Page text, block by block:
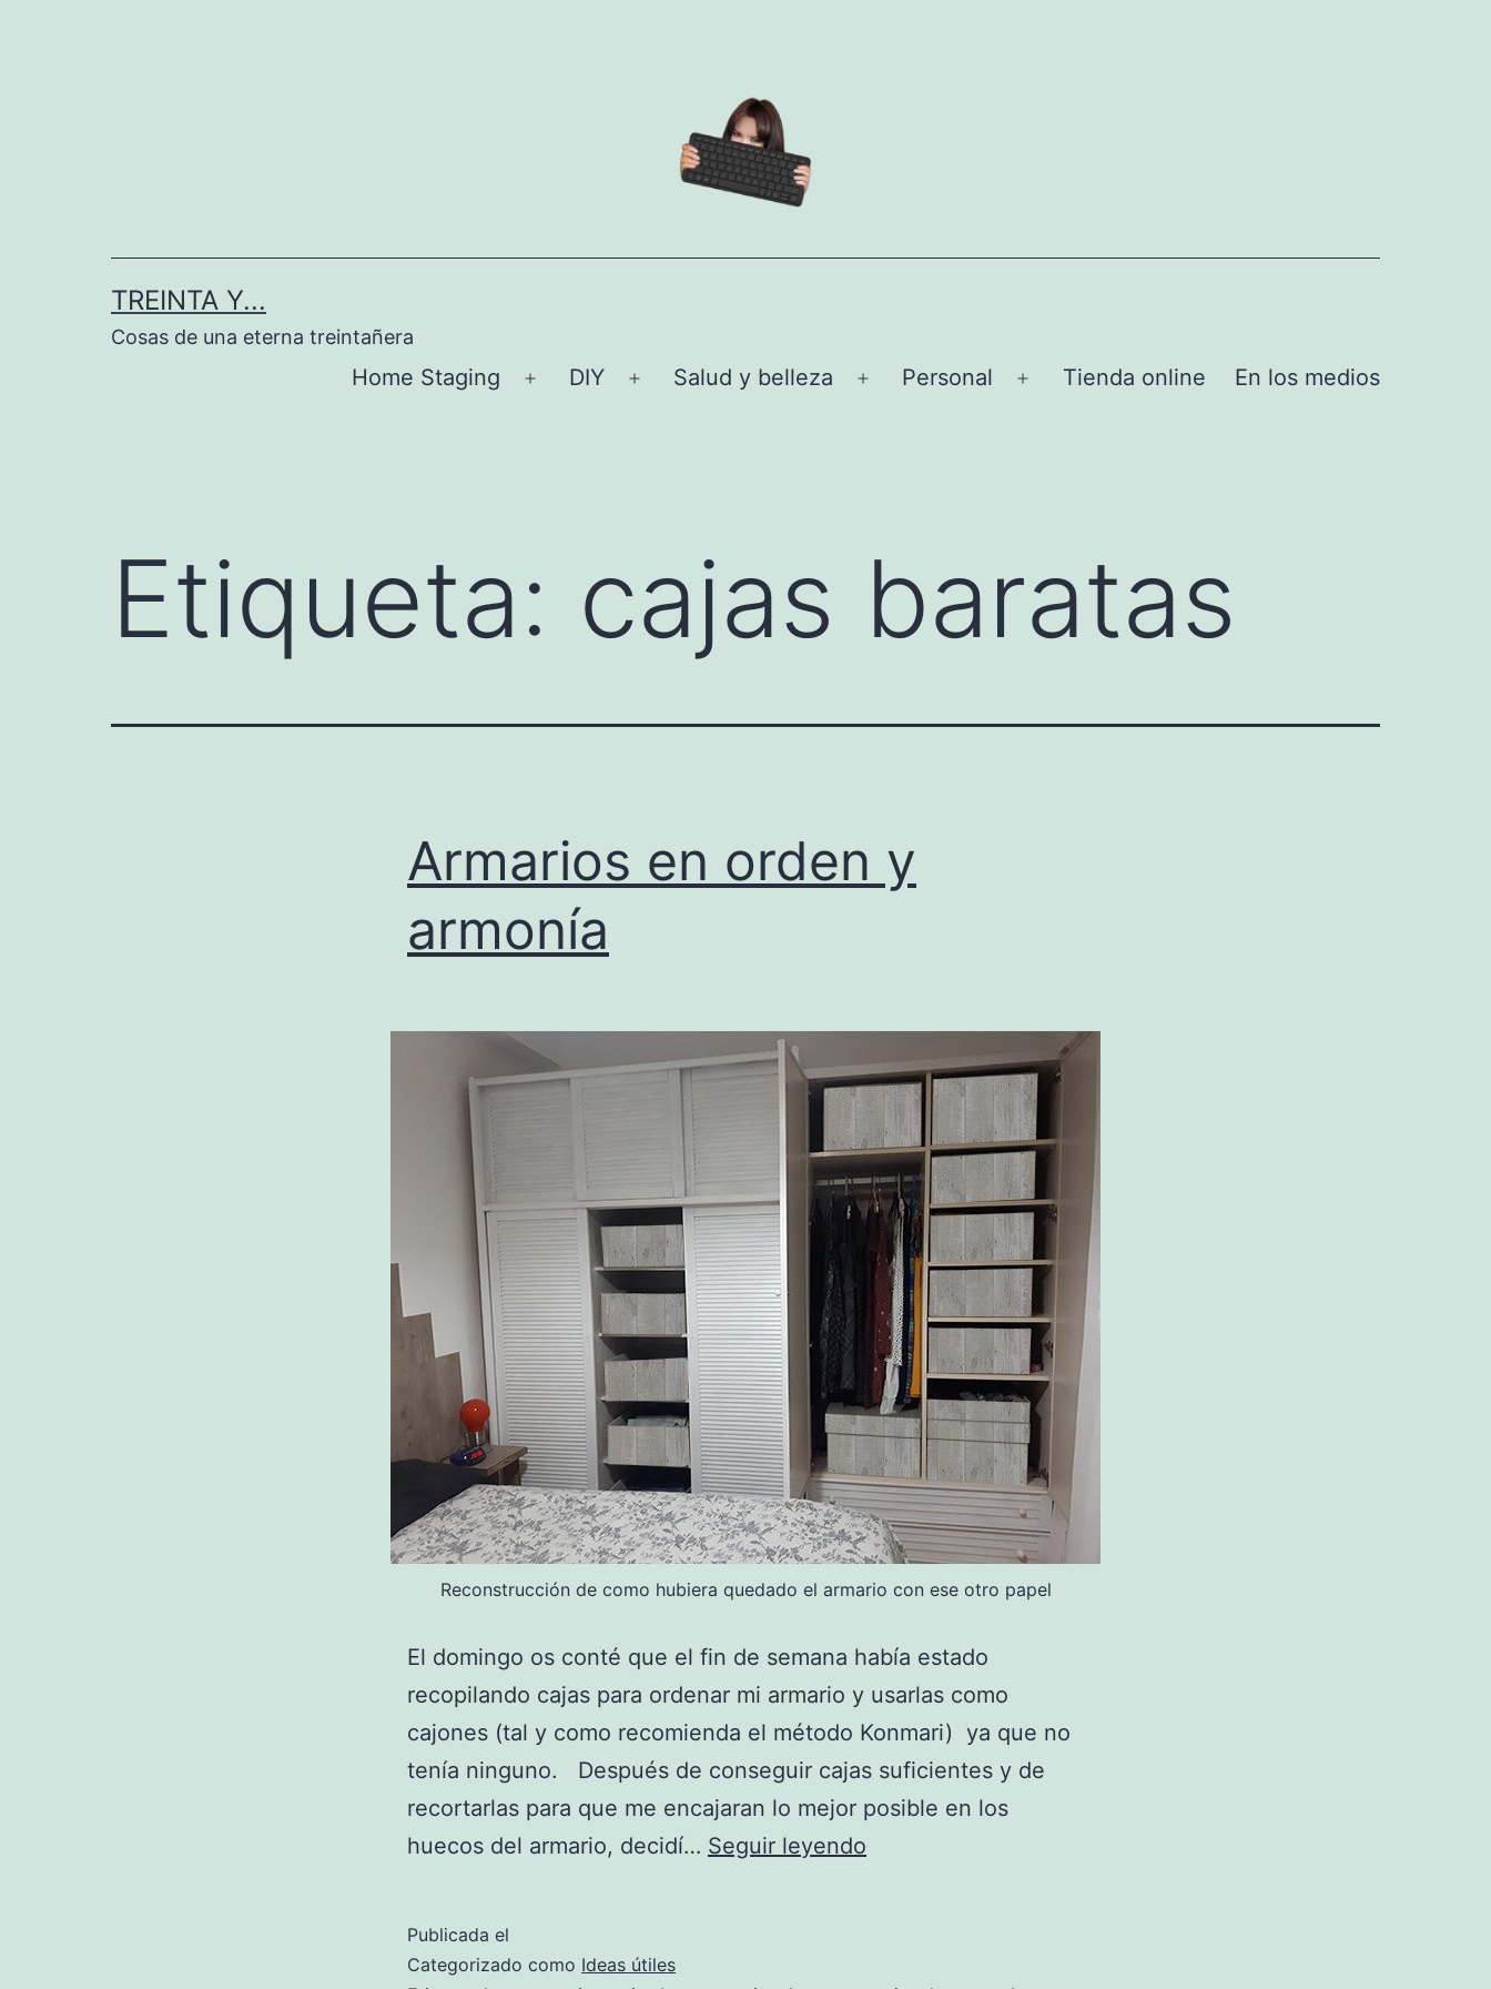
TREINTA Y...
Cosas de una eterna treintañera
Home Staging
Abrir
DIY
Abrir
Salud y belleza
Abrir
Personal
Abrir
Tienda online En los medios
Etiqueta: cajas baratas
Armarios en orden y
armonía
Reconstrucción de como hubiera quedado el armario con ese otro papel
El domingo os conté que el fin de semana había estado
recopilando cajas para ordenar mi armario y usarlas como
cajones (tal y como recomienda el método Konmari) ya que no
tenía ninguno. Después de conseguir cajas suficientes y de
recortarlas para que me encajaran lo mejor posible en los
huecos del armario, decidí… Seguir leyendo
Publicada el
Categorizado como Ideas útiles